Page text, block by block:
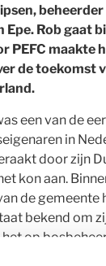
beheerder
Epe. Rob gaat
PEFC maakte
de toekomst
een van de
in
door zijn
kon aan.
de
bekend om
op